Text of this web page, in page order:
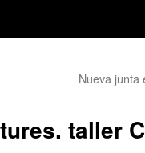
Nueva junta
taller